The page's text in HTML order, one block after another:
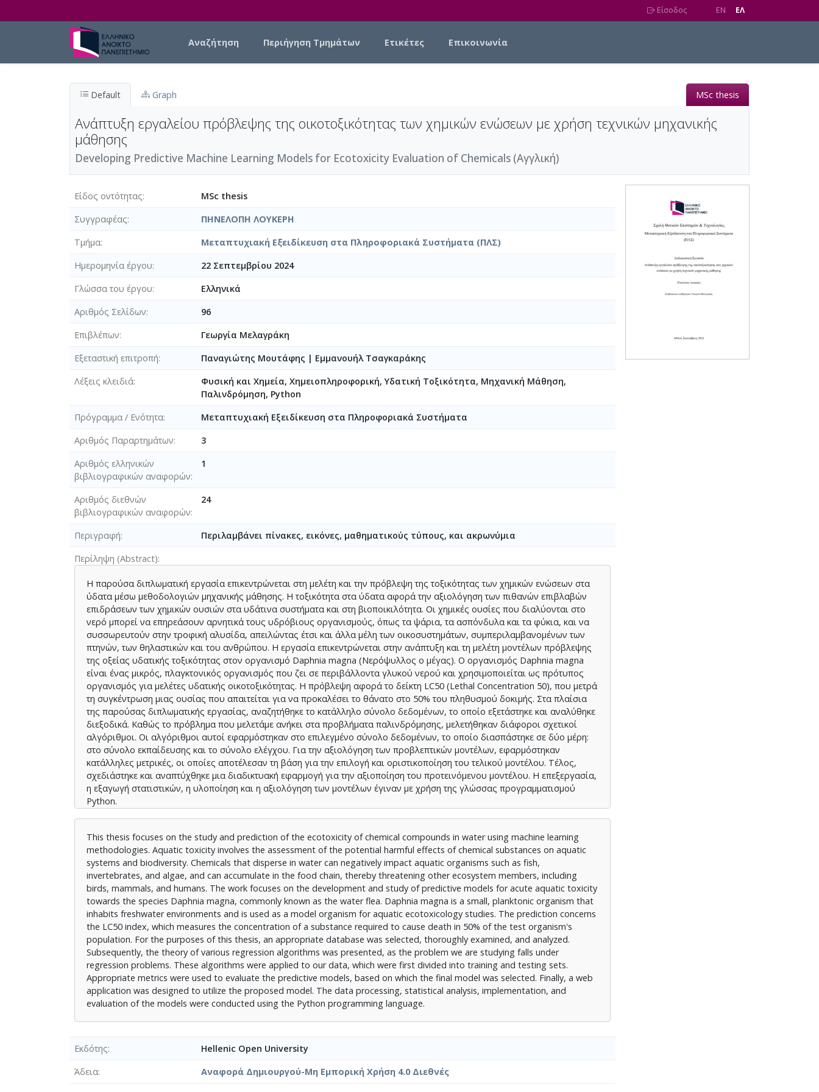
Είσοδος EN EΛ
Αναζήτηση Περιήγηση Τμημάτων Ετικέτες Επικοινωνία
Default Graph MSc thesis
Ανάπτυξη εργαλείου πρόβλεψης της οικοτοξικότητας των χημικών ενώσεων με χρήση τεχνικών μηχανικής
μάθησης
Developing Predictive Machine Learning Models for Ecotoxicity Evaluation of Chemicals (Αγγλική)
Είδος οντότητας
MSc thesis
Συγγραφέας
ΠΗΝΕΛΟΠΗ ΛΟΥΚΕΡΗ
Τμήμα
Μεταπτυχιακή Εξειδίκευση στα Πληροφοριακά Συστήματα (ΠΛΣ)
Ημερομηνία έργου
22 Σεπτεμβρίου 2024
Γλώσσα του έργου
Ελληνικά
Αριθμός Σελίδων
96
Επιβλέπων
Γεωργία Μελαγράκη
Εξεταστική επιτροπή
Παναγιώτης Μουτάφης | Εμμανουήλ Τσαγκαράκης
Λέξεις κλειδιά
Φυσική και Χημεία, Χημειοπληροφορική, Υδατική Τοξικότητα, Μηχανική Μάθηση,
Παλινδρόμηση, Python
Πρόγραμμα / Ενότητα
Μεταπτυχιακή Εξειδίκευση στα Πληροφοριακά Συστήματα
Αριθμός Παραρτημάτων
3
Αριθμός ελληνικών
βιβλιογραφικών αναφορών
1
Αριθμός διεθνών
βιβλιογραφικών αναφορών
24
Περιγραφή
Περιλαμβάνει πίνακες, εικόνες, μαθηματικούς τύπους, και ακρωνύμια
Περίληψη (Abstract)
Η παρούσα διπλωματική εργασία επικεντρώνεται στη μελέτη και την πρόβλεψη της τοξικότητας των χημικών ενώσεων στα
ύδατα μέσω μεθοδολογιών μηχανικής μάθησης. Η τοξικότητα στα ύδατα αφορά την αξιολόγηση των πιθανών επιβλαβών
επιδράσεων των χημικών ουσιών στα υδάτινα συστήματα και στη βιοποικιλότητα. Οι χημικές ουσίες που διαλύονται στο
νερό μπορεί να επηρεάσουν αρνητικά τους υδρόβιους οργανισμούς, όπως τα ψάρια, τα ασπόνδυλα και τα φύκια, και να
συσσωρευτούν στην τροφική αλυσίδα, απειλώντας έτσι και άλλα μέλη των οικοσυστημάτων, συμπεριλαμβανομένων των
πτηνών, των θηλαστικών και του ανθρώπου. Η εργασία επικεντρώνεται στην ανάπτυξη και τη μελέτη μοντέλων πρόβλεψης
της οξείας υδατικής τοξικότητας στον οργανισμό Daphnia magna (Νερόψυλλος ο μέγας). Ο οργανισμός Daphnia magna
είναι ένας μικρός, πλαγκτονικός οργανισμός που ζει σε περιβάλλοντα γλυκού νερού και χρησιμοποιείται ως πρότυπος
οργανισμός για μελέτες υδατικής οικοτοξικότητας. Η πρόβλεψη αφορά το δείκτη LC50 (Lethal Concentration 50), που μετρά
τη συγκέντρωση μιας ουσίας που απαιτείται για να προκαλέσει το θάνατο στο 50% του πληθυσμού δοκιμής. Στα πλαίσια
της παρούσας διπλωματικής εργασίας, αναζητήθηκε το κατάλληλο σύνολο δεδομένων, το οποίο εξετάστηκε και αναλύθηκε
διεξοδικά. Καθώς το πρόβλημα που μελετάμε ανήκει στα προβλήματα παλινδρόμησης, μελετήθηκαν διάφοροι σχετικοί
αλγόριθμοι. Οι αλγόριθμοι αυτοί εφαρμόστηκαν στο επιλεγμένο σύνολο δεδομένων, το οποίο διασπάστηκε σε δύο μέρη:
στο σύνολο εκπαίδευσης και το σύνολο ελέγχου. Για την αξιολόγηση των προβλεπτικών μοντέλων, εφαρμόστηκαν
κατάλληλες μετρικές, οι οποίες αποτέλεσαν τη βάση για την επιλογή και οριστικοποίηση του τελικού μοντέλου. Τέλος,
σχεδιάστηκε και αναπτύχθηκε μια διαδικτυακή εφαρμογή για την αξιοποίηση του προτεινόμενου μοντέλου. Η επεξεργασία,
η εξαγωγή στατιστικών, η υλοποίηση και η αξιολόγηση των μοντέλων έγιναν με χρήση της γλώσσας προγραμματισμού
Python.
This thesis focuses on the study and prediction of the ecotoxicity of chemical compounds in water using machine learning
methodologies. Aquatic toxicity involves the assessment of the potential harmful effects of chemical substances on aquatic
systems and biodiversity. Chemicals that disperse in water can negatively impact aquatic organisms such as fish,
invertebrates, and algae, and can accumulate in the food chain, thereby threatening other ecosystem members, including
birds, mammals, and humans. The work focuses on the development and study of predictive models for acute aquatic toxicity
towards the species Daphnia magna, commonly known as the water flea. Daphnia magna is a small, planktonic organism that
inhabits freshwater environments and is used as a model organism for aquatic ecotoxicology studies. The prediction concerns
the LC50 index, which measures the concentration of a substance required to cause death in 50% of the test organism's
population. For the purposes of this thesis, an appropriate database was selected, thoroughly examined, and analyzed.
Subsequently, the theory of various regression algorithms was presented, as the problem we are studying falls under
regression problems. These algorithms were applied to our data, which were first divided into training and testing sets.
Appropriate metrics were used to evaluate the predictive models, based on which the final model was selected. Finally, a web
application was designed to utilize the proposed model. The data processing, statistical analysis, implementation, and
evaluation of the models were conducted using the Python programming language.
Εκδότης
Hellenic Open University
Άδεια
Αναφορά Δημιουργού-Μη Εμπορική Χρήση 4.0 Διεθνές